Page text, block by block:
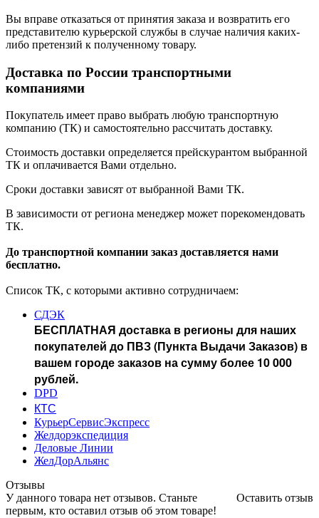
Вы вправе отказаться от принятия заказа и возвратить его
представителю курьерской службы в случае наличия каких-
либо претензий к полученному товару.
Доставка по России транспортными
компаниями
Покупатель имеет право выбрать любую транспортную
компанию (ТК) и самостоятельно рассчитать доставку.
Стоимость доставки определяется прейскурантом выбранной
ТК и оплачивается Вами отдельно.
Сроки доставки зависят от выбранной Вами ТК.
В зависимости от региона менеджер может порекомендовать
ТК.
До транспортной компании заказ доставляется нами
бесплатно.
Список ТК, с которыми активно сотрудничаем:
СДЭК
БЕСПЛАТНАЯ доставка в регионы для наших
покупателей до ПВЗ (Пункта Выдачи Заказов) в
вашем городе заказов на сумму более 10 000
рублей.
DPD
КТС
КурьерСервисЭкспресс
Желдорэкспедиция
Деловые Линии
ЖелДорАльянс
Отзывы
Оставить отзыв
У данного товара нет отзывов. Станьте
первым, кто оставил отзыв об этом товаре!